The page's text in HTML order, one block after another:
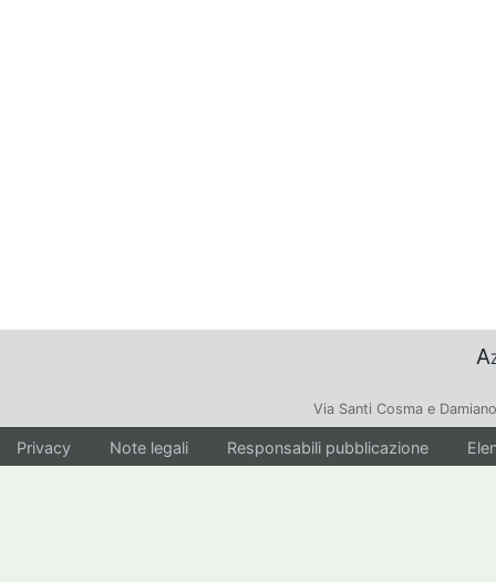
Via Santi Cosma e
Privacy Note legali Responsabili pubblicazione